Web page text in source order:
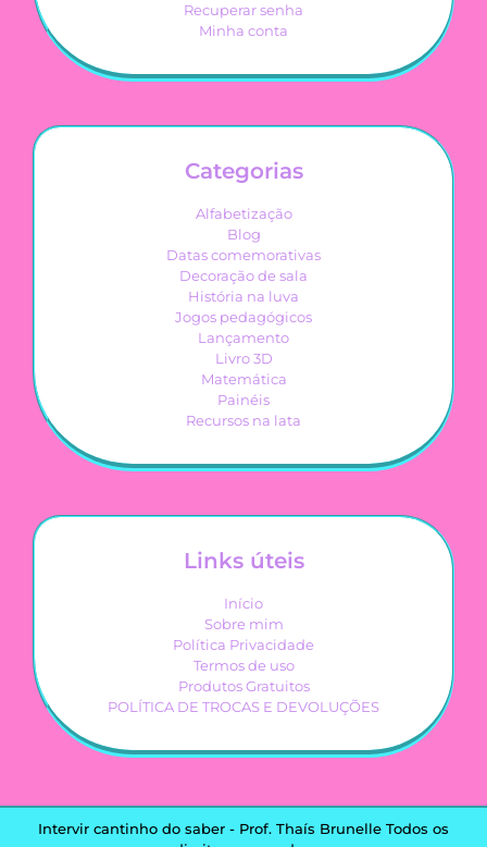
Recuperar senha
Minha conta
Categorias
Alfabetização
Blog
Datas comemorativas
Decoração de sala
História na luva
Jogos pedagógicos
Lançamento
Livro 3D
Matemática
Painéis
Recursos na lata
Links úteis
Início
Sobre mim
Política Privacidade
Termos de uso
Produtos Gratuitos
POLÍTICA DE TROCAS E DEVOLUÇÕES
Intervir cantinho do saber - Prof. Thaís Brunelle Todos os